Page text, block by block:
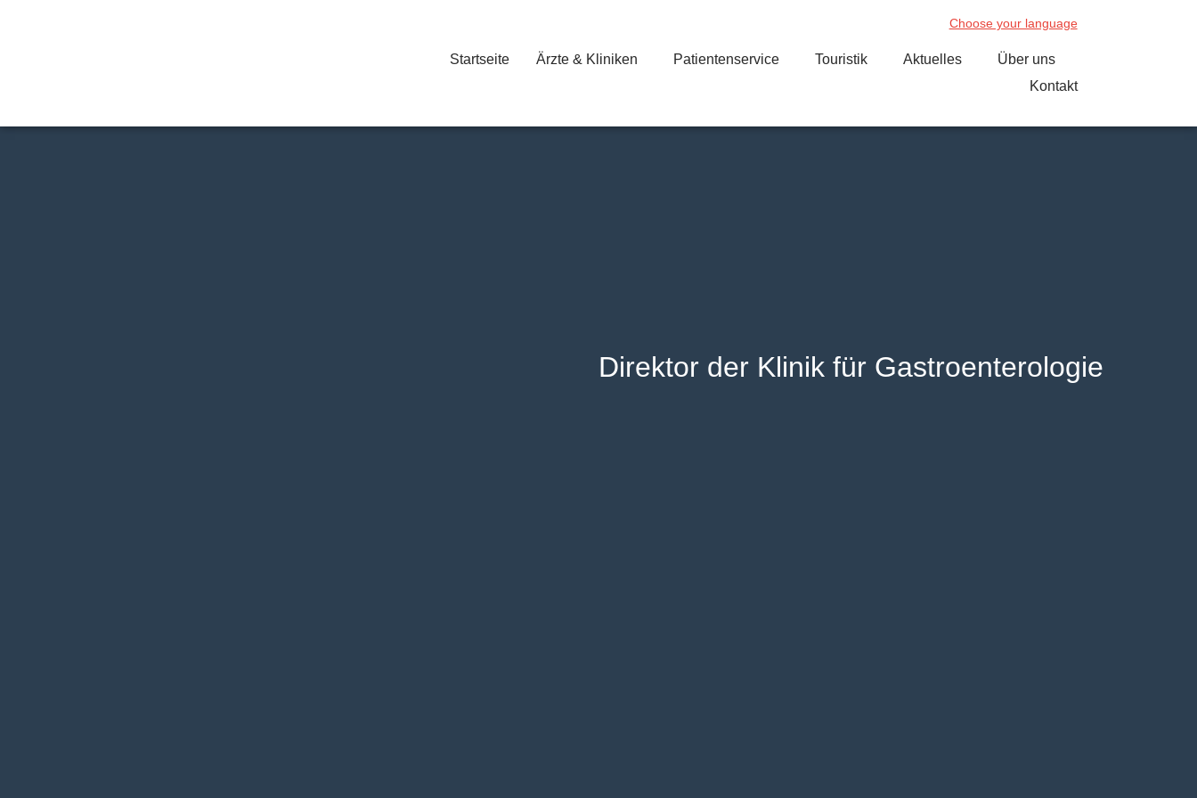
Choose your language
Startseite Ärzte & Kliniken Patientenservice Touristik Aktuelles
Über uns
Kontakt
Direktor der Klinik für Gastroenterologie